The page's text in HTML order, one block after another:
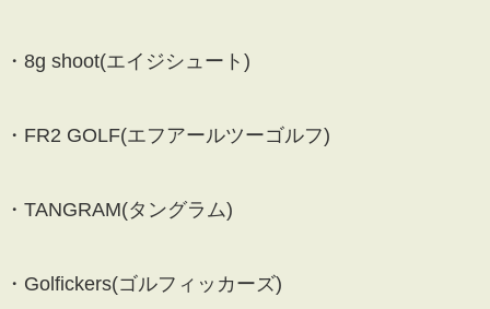
・8g shoot(エイジシュート)
・FR2 GOLF(エフアールツーゴルフ)
・TANGRAM(タングラム)
・Golfickers(ゴルフィッカーズ)